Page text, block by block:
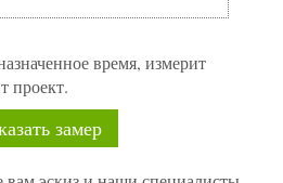
время, измерит
проект.
замер